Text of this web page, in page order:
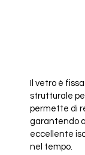
Il vetro è
strutturale
permette di
garantendo
eccellente
nel tempo.